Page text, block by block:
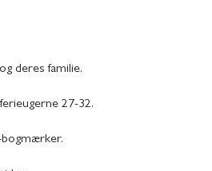
deres familie.
27-32.
bogmærker.